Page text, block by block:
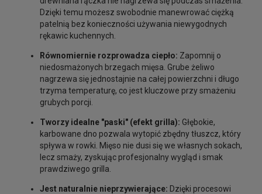
Dzięki temu możesz swobodnie manewrować ciężką
patelnią bez konieczności używania niewygodnych
rękawic kuchennych.
Równomiernie rozprowadza ciepło: Zapomnij o
niedosmażonych brzegach mięsa. Grube żeliwo
nagrzewa się jednostajnie na całej powierzchni i długo
trzyma temperaturę, co jest kluczowe przy smażeniu
grubych porcji.
Tworzy idealne "paski" (efekt grilla): Głębokie,
karbowane dno pozwala wytopić zbędny tłuszcz, który
spływa w rowki. Mięso nie dusi się we własnych sokach,
lecz smaży, zyskując profesjonalny wygląd i smak
prawdziwego grilla.
Jest naturalnie nieprzywierające: Dzięki procesowi